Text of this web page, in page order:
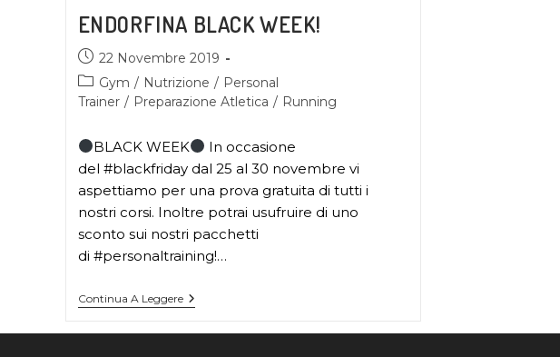
ENDORFINA BLACK WEEK!
22 Novembre 2019
Gym / Nutrizione / Personal
Trainer / Preparazione Atletica / Running
BLACK WEEK
In occasione
del #blackfriday dal 25 al 30 novembre vi
aspettiamo per una prova gratuita di tutti i
nostri corsi. Inoltre potrai usufruire di uno
sconto sui nostri pacchetti
di #personaltraining!…
Continua A Leggere